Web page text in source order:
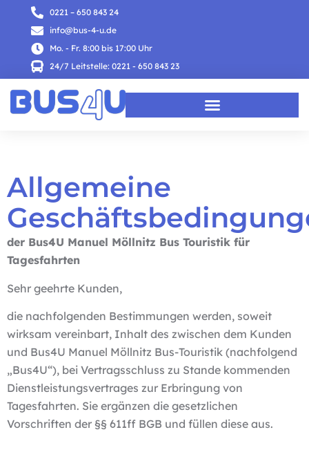
0221 – 650 843 24
info@bus-4-u.de
Mo. - Fr. 8:00 bis 17:00 Uhr
24/7 Leitstelle: 0221 - 650 843 23
Allgemeine
der Bus4U Manuel Möllnitz Bus Touristik für
Tagesfahrten
Sehr geehrte Kunden,
die nachfolgenden Bestimmungen werden, soweit
wirksam vereinbart, Inhalt des zwischen dem Kunden
und Bus4U Manuel Möllnitz Bus-Touristik (nachfolgend
„Bus4U“), bei Vertragsschluss zu Stande kommenden
Dienstleistungsvertrages zur Erbringung von
Tagesfahrten. Sie ergänzen die gesetzlichen
Vorschriften der §§ 611ff BGB und füllen diese aus.